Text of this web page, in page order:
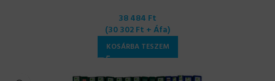
38 484 Ft
(30 302Ft + Áfa)
KOSÁRBA TESZEM